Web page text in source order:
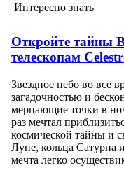
Интересно знать
Откройте тайны
телескопам
Звездное небо во все
загадочностью и
мерцающие точки в
раз мечтал
космической тайны и
Луне, кольца Сатурна
мечта легко